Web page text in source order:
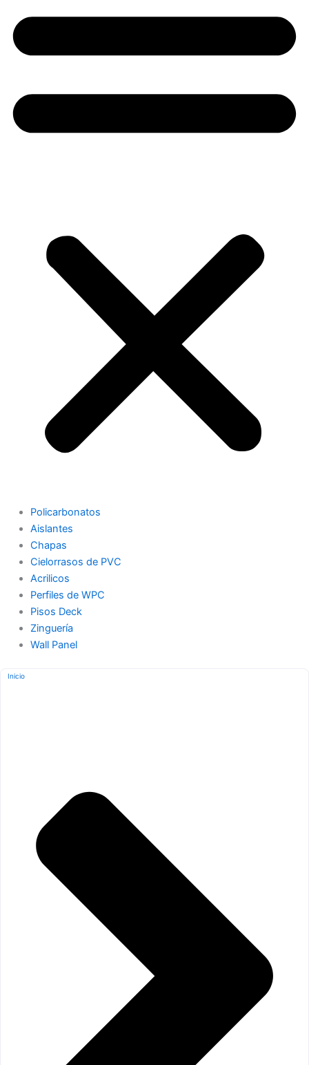
Policarbonatos
Aislantes
Chapas
Cielorrasos de PVC
Acrilicos
Perfiles de WPC
Pisos Deck
Zinguería
Wall Panel
Inicio